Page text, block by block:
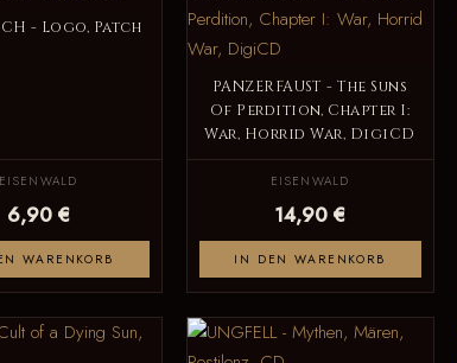
- Logo, Patch
EISENWALD
6,90 €
WARENKORB
PANZERFAUST - The Suns
Of Perdition, Chapter I:
War, Horrid War, DigiCD
EISENWALD
14,90 €
IN DEN WARENKORB